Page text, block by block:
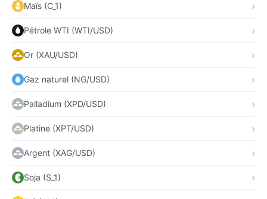
Maïs (C_1)
Pétrole WTI (WTI/USD)
Or (XAU/USD)
Gaz naturel (NG/USD)
Palladium (XPD/USD)
Platine (XPT/USD)
Argent (XAG/USD)
Soja (S_1)